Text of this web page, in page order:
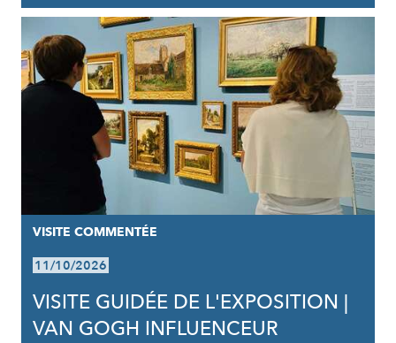
VISITE COMMENTÉE
11/10/2026
VISITE GUIDÉE DE L'EXPOSITION |
VAN GOGH INFLUENCEUR